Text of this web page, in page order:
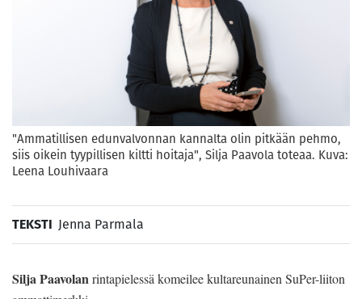
"Ammatillisen edunvalvonnan kannalta olin pitkään pehmo,
siis oikein tyypillisen kiltti hoitaja", Silja Paavola toteaa. Kuva:
Leena Louhivaara
TEKSTI Jenna Parmala
Silja Paavolanrintapielessä komeilee kultareunainen SuPer-liiton